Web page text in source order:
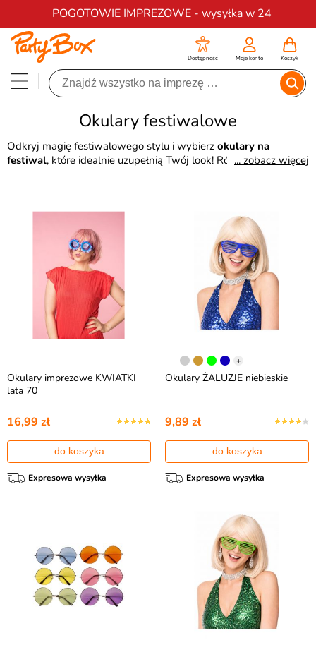
POGOTOWIE IMPREZOWE - wysyłka w 24
Darmowa dostawa na zamówienia od 200 zł
Dostępność Moje konto Koszyk
Okulary festiwalowe
... zobacz więcej
Odkryj magię festiwalowego stylu i wybierz okulary na
festiwal, które idealnie uzupełnią Twój look! Różnorodne,
Okulary imprezowe KWIATKI
lata 70
16,99 zł
do koszyka
Expresowa wysyłka
+
Okulary ŻALUZJE niebieskie
9,89 zł
do koszyka
Expresowa wysyłka